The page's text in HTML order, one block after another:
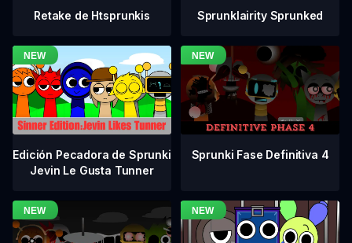
Retake de Htsprunkis Sprunklairity Sprunked
Edición Pecadora de Sprunki
Jevin Le Gusta Tunner
Sprunki Fase Definitiva 4